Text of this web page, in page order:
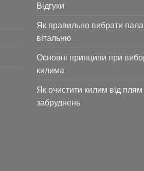
Відгуки
Як правильно вибрати
вітальню
Основні принципи при
килима
Як очистити килим від плям
забруднень